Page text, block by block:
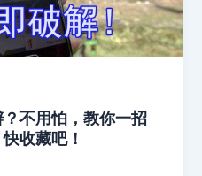
不用怕，教你一招
收藏吧！